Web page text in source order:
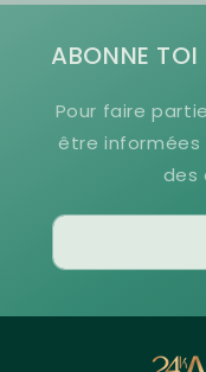
ABONNE TOI
Pour faire
être informées
des